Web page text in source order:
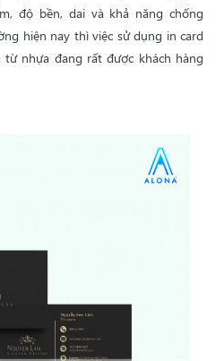
độ bền, dai và khả năng chống
hiện nay thì việc sử dụng in card
nhựa đang rất được khách hàng